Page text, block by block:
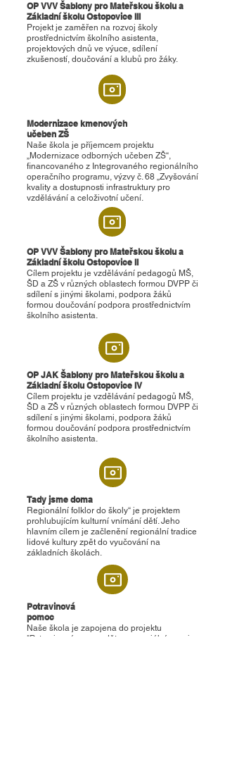
OP VVV Šablony pro Mateřskou školu a
Základní školu Ostopovice III
Projekt je zaměřen na rozvoj školy
prostřednictvím školního asistenta,
projektových dnů ve výuce, sdílení
zkušeností, doučování a klubů pro žáky.
Modernizace kmenových
učeben ZŠ
Naše škola je příjemcem projektu
„Modernizace odborných učeben ZŠ“,
financovaného z Integrovaného regionálního
operačního programu, výzvy č. 68 „Zvyšování
kvality a dostupnosti infrastruktury pro
vzdělávání a celoživotní učení.
OP VVV Šablony pro Mateřskou školu a
Základní školu Ostopovice II
Cílem projektu je vzdělávání pedagogů MŠ,
ŠD a ZŠ v různých oblastech formou DVPP či
sdílení s jinými školami, podpora žáků
formou doučování podpora prostřednictvím
školního asistenta.
OP JAK Šablony pro Mateřskou školu a
Základní školu Ostopovice IV
Cílem projektu je vzdělávání pedagogů MŠ,
ŠD a ZŠ v různých oblastech formou DVPP či
sdílení s jinými školami, podpora žáků
formou doučování podpora prostřednictvím
školního asistenta.
Tady jsme doma
Regionální folklor do školy“ je projektem
prohlubujícím kulturní vnímání dětí. Jeho
hlavním cílem je začlenění regionální tradice
lidové kultury zpět do vyučování na
základních školách.
Potravinová
pomoc
Naše škola je zapojena do projektu
"Potravinová pomoc dětem v sociální nouzi